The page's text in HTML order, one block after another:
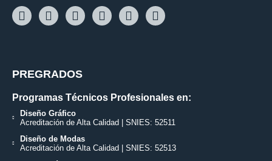
PREGRADOS
Programas Técnicos Profesionales en:
Diseño Gráfico
Acreditación de Alta Calidad | SNIES: 52511
Diseño de Modas
Acreditación de Alta Calidad | SNIES: 52513